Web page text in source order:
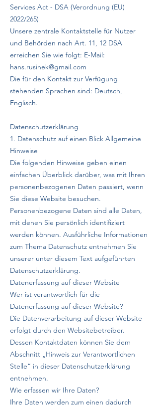
Services Act - DSA (Verordnung (EU)
2022/265)
Unsere zentrale Kontaktstelle für Nutzer
und Behörden nach Art. 11, 12 DSA
erreichen Sie wie folgt: E-Mail:
hans.rusinek@gmail.com
Die für den Kontakt zur Verfügung
stehenden Sprachen sind: Deutsch,
Englisch.
Datenschutzerklärung
1. Datenschutz auf einen Blick Allgemeine
Hinweise
Die folgenden Hinweise geben einen
einfachen Überblick darüber, was mit Ihren
personenbezogenen Daten passiert, wenn
Sie diese Website besuchen.
Personenbezogene Daten sind alle Daten,
mit denen Sie persönlich identifiziert
werden können. Ausführliche Informationen
zum Thema Datenschutz entnehmen Sie
unserer unter diesem Text aufgeführten
Datenschutzerklärung.
Datenerfassung auf dieser Website
Wer ist verantwortlich für die
Datenerfassung auf dieser Website?
Die Datenverarbeitung auf dieser Website
erfolgt durch den Websitebetreiber.
Dessen Kontaktdaten können Sie dem
Abschnitt „Hinweis zur Verantwortlichen
Stelle“ in dieser Datenschutzerklärung
entnehmen.
Wie erfassen wir Ihre Daten?
Ihre Daten werden zum einen dadurch